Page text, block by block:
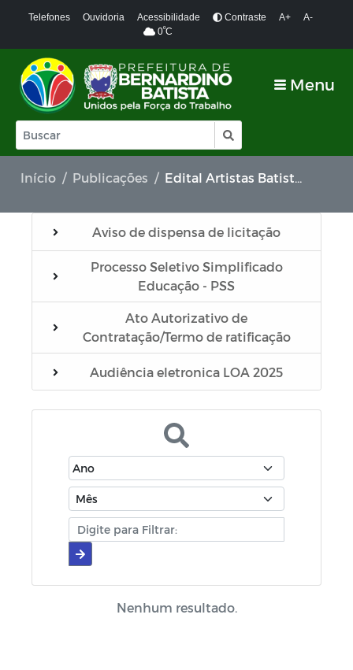
Telefones Ouvidoria Acessibilidade Contraste A+
A-
0ºC
Menu
Início Publicações Edital Artistas Batistenses Lei Aldir Blanc 14.017/2020
Aviso de dispensa de licitação
Processo Seletivo Simplificado
Educação - PSS
Ato Autorizativo de
Contratação/Termo de ratificação
Audiência eletronica LOA 2025
Editais
Manuais
Diário oficial
Cartilhas
Nenhum resultado.